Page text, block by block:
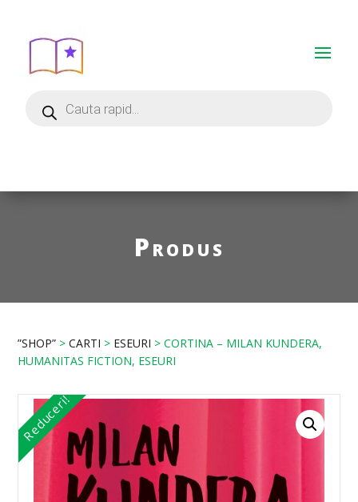
Produs
”SHOP” >CARTI > ESEURI > CORTINA – MILAN KUNDERA,
HUMANITAS FICTION, ESEURI
Reduceri!